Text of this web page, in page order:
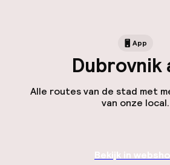
App
Dubrovnik
Alle routes van de stad met
van onze local.
Bekijk in